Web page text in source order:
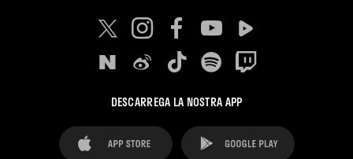
DESCARREGA LA NOSTRA APP